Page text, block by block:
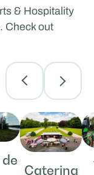
& Hospitality
Check out
Catering